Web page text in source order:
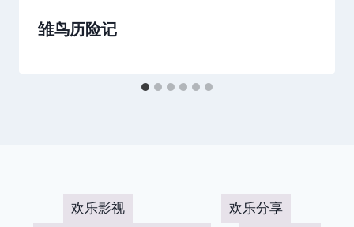
雏鸟历险记
欢乐影视 欢乐分享